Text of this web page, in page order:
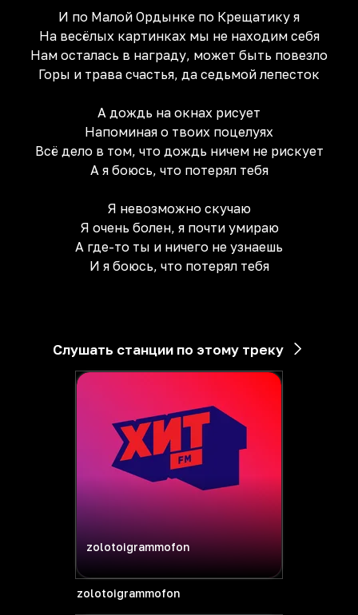
И по Малой Ордынке по Крещатику я
На весёлых картинках мы не находим себя
Нам осталась в награду, может быть повезло
Горы и трава счастья, да седьмой лепесток
А дождь на окнах рисует
Напоминая о твоих поцелуях
Всё дело в том, что дождь ничем не рискует
А я боюсь, что потерял тебя
Я невозможно скучаю
Я очень болен, я почти умираю
А где-то ты и ничего не узнаешь
И я боюсь, что потерял тебя
Слушать станции по этому треку
zolotoigrammofon
zolotoigrammofon